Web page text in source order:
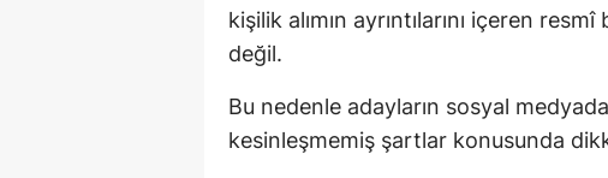
kişilik alımın ayrıntılarını içeren
değil.
Bu nedenle adayların sosyal
kesinleşmemiş şartlar konusunda